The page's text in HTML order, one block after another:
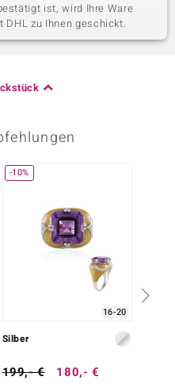
ist, wird Ihre Ware
zu Ihnen geschickt.
-10%
16-20
Silber
199,- € 180,- €